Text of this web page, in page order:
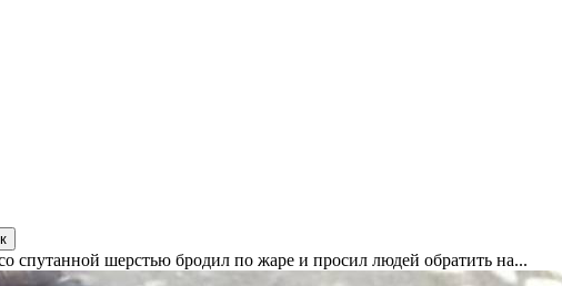
спутанной шерстью бродил по жаре и просил людей обратить на...